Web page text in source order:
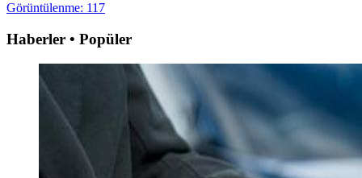
Görüntülenme: 117
Haberler • Popüler